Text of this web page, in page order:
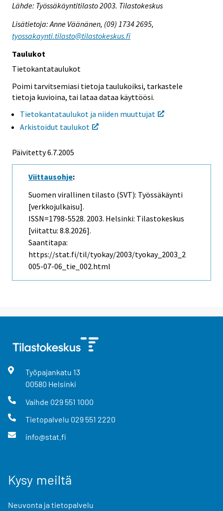
Lähde: Työssäkäyntitilasto 2003. Tilastokeskus
Lisätietoja: Anne Väänänen, (09) 1734 2695,
tyossakaynti.tilasto@tilastokeskus.fi
Taulukot
Tietokantataulukot
Poimi tarvitsemiasi tietoja taulukoiksi, tarkastele
tietoja kuvioina, tai lataa dataa käyttöösi.
Tietokantataulukot ja niiden muuttujat
Arkistoidut taulukot
Päivitetty6.7.2005
Viittausohje:
Suomen virallinen tilasto (SVT): Työssäkäynti
[verkkojulkaisu].
ISSN=1798-5528. 2003. Helsinki: Tilastokeskus
[viitattu: 8.8.2026].
Saantitapa:
https://stat.fi/til/tyokay/2003/tyokay_2003_2
005-07-06_tie_002.html
Työpajankatu 13
00580 Helsinki
Vaihde 029 551 1000
Tietopalvelu 029 551 2220
info@stat.fi
Kysy meiltä
Neuvonta ja tietopalvelu